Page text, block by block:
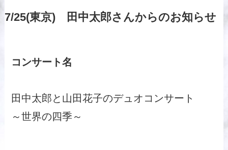
7/25(東京) 田中太郎さんからのお知らせ
コンサート名
田中太郎と山田花子のデュオコンサート
～世界の四季～